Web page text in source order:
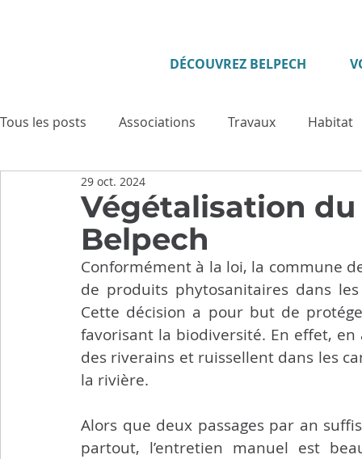
DÉCOUVREZ BELPECH
Tous les posts Associations Travaux Habitat
Enfance - Jeunesse
Tourisme Vie municipale
Cadre de vie Cérémonies Solidarité
Transports Sport
Flash info municipal
Végétalisation
Belpech
29 oct. 2024
Conformément à la loi, la commune
de produits phytosanitaires dans
Cette décision a pour but de
favorisant la biodiversité. En effet,
des riverains et ruissellent dans les
la rivière.
Alors que deux passages par an
partout, l’entretien manuel est